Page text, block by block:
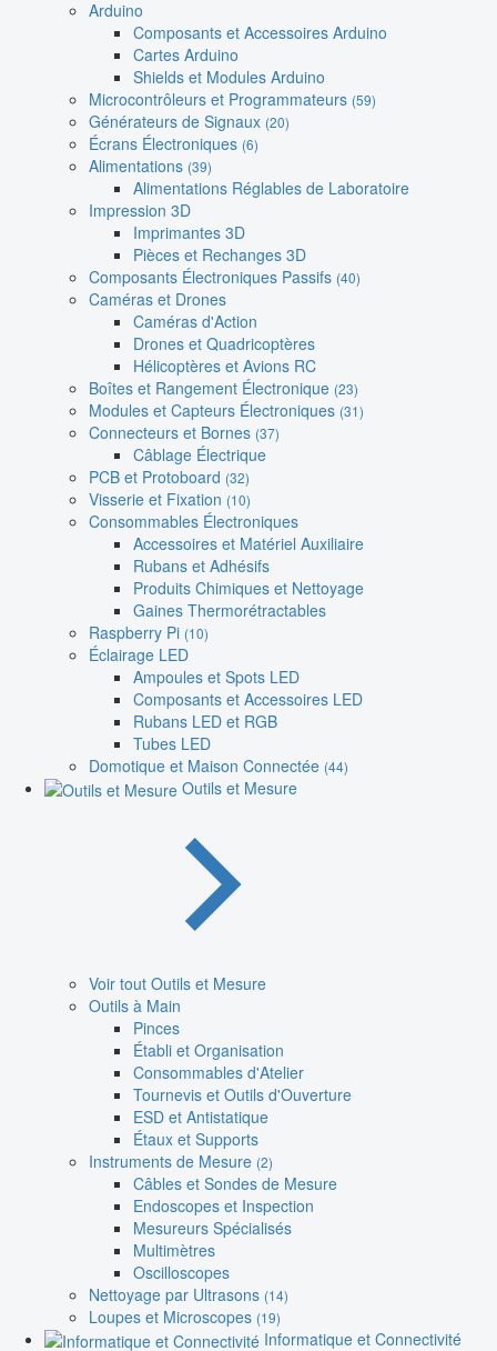
Arduino
Composants et Accessoires Arduino
Cartes Arduino
Shields et Modules Arduino
Microcontrôleurs et Programmateurs (59)
Générateurs de Signaux (20)
Écrans Électroniques (6)
Alimentations (39)
Alimentations Réglables de Laboratoire
Impression 3D
Imprimantes 3D
Pièces et Rechanges 3D
Composants Électroniques Passifs (40)
Caméras et Drones
Caméras d'Action
Drones et Quadricoptères
Hélicoptères et Avions RC
Boîtes et Rangement Électronique (23)
Modules et Capteurs Électroniques (31)
Connecteurs et Bornes (37)
Câblage Électrique
PCB et Protoboard (32)
Visserie et Fixation (10)
Consommables Électroniques
Accessoires et Matériel Auxiliaire
Rubans et Adhésifs
Produits Chimiques et Nettoyage
Gaines Thermorétractables
Raspberry Pi (10)
Éclairage LED
Ampoules et Spots LED
Composants et Accessoires LED
Rubans LED et RGB
Tubes LED
Domotique et Maison Connectée (44)
Outils et Mesure
Voir tout Outils et Mesure
Outils à Main
Pinces
Établi et Organisation
Consommables d'Atelier
Tournevis et Outils d'Ouverture
ESD et Antistatique
Étaux et Supports
Instruments de Mesure (2)
Câbles et Sondes de Mesure
Endoscopes et Inspection
Mesureurs Spécialisés
Multimètres
Oscilloscopes
Nettoyage par Ultrasons (14)
Loupes et Microscopes (19)
Informatique et Connectivité